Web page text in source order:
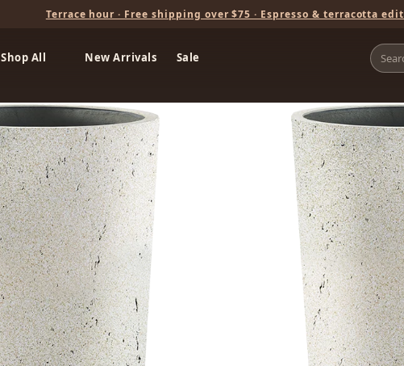
Terrace hour · Free shipping over $75 · Espresso & terracotta edit
Shop All New Arrivals Sale